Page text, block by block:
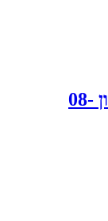
מרכז ידע לאורח חיים בריא - טלפון 08-